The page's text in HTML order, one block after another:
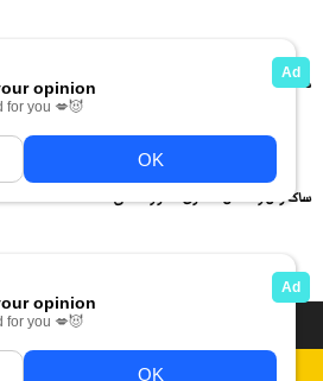
دختره میگه کیرت رو تنظیم کن بکن تو کونم
ساک زدن و سکس ،فانتزی دکتر و منشی
داستان سکسی ایرانی